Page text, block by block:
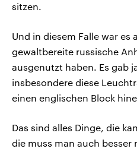
sitzen.
Und in diesem Falle war es
gewaltbereite russische
ausgenutzt haben. Es gab
insbesondere diese
einen englischen Block
Das sind alles Dinge, die
die muss man auch besser